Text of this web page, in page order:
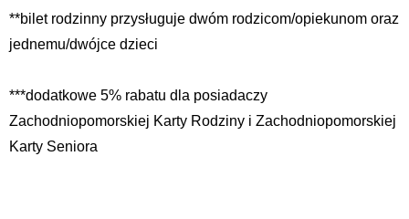
**bilet rodzinny przysługuje dwóm rodzicom/opiekunom oraz
jednemu/dwójce dzieci
***dodatkowe 5% rabatu dla posiadaczy
Zachodniopomorskiej Karty Rodziny i Zachodniopomorskiej
Karty Seniora